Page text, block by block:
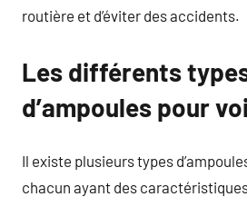
routière et d’éviter des accidents.
Les différents
d’ampoules pour
Il existe plusieurs types
chacun ayant des